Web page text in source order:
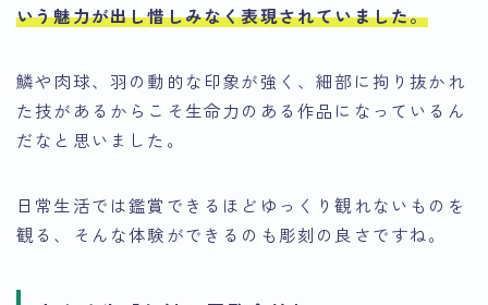
いう魅力が出し惜しみなく表現されていました。
鱗や肉球、羽の動的な印象が強く、細部に拘り抜かれ
た技があるからこそ生命力のある作品になっているん
だなと思いました。
日常生活では鑑賞できるほどゆっくり観れないものを
観る、そんな体験ができるのも彫刻の良さですね。